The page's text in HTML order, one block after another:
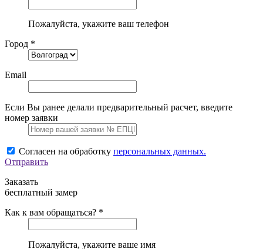
Пожалуйста, укажите ваш телефон
Город *
Email
Если Вы ранее делали предварительный расчет, введите
номер заявки
Согласен на обработку персональных данных.
Отправить
Заказать
бесплатный замер
Как к вам обращаться? *
Пожалуйста, укажите ваше имя